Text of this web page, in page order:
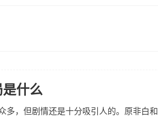
什么
多，但剧情还是十分吸引人的。原非白